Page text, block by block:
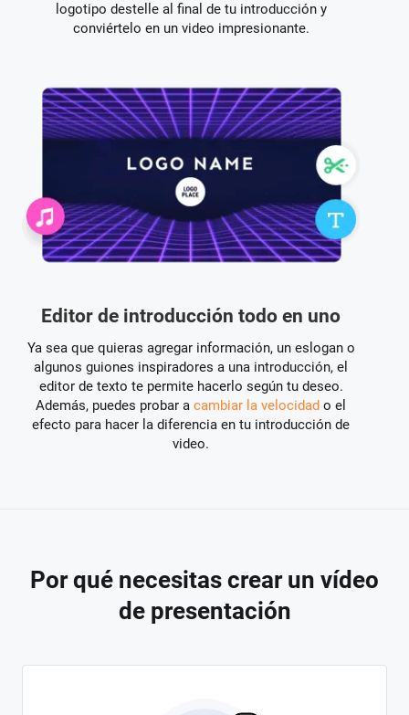
logotipo destelle al final de tu introducción y
conviértelo en un video impresionante.
Editor de introducción todo en uno
Ya sea que quieras agregar información, un eslogan o
algunos guiones inspiradores a una introducción, el
editor de texto te permite hacerlo según tu deseo.
Además, puedes probar a cambiar la velocidad o el
efecto para hacer la diferencia en tu introducción de
video.
Por qué necesitas crear un vídeo
de presentación